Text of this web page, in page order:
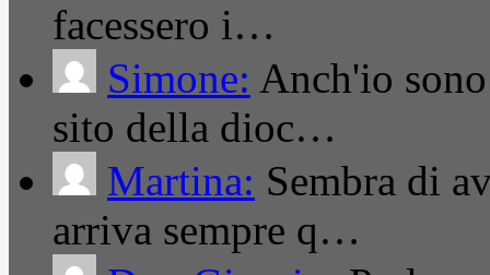
facessero i…
Simone: Anch'io
sito della dioc…
Martina: Sembra di
arriva sempre q…